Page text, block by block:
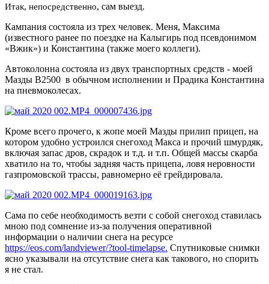
Итак, непосредственно, сам выезд.
Кампания состояла из трех человек. Меня, Максима
(известного ранее по поездке на Калыгирь под псевдонимом
«Вжик») и Константина (также моего коллеги).
Автоколонна состояла из двух транспортных средств - моей
Мазды B2500 в обычном исполнении и Прадика Константина
на пневмоколесах.
Кроме всего прочего, к жопе моей Мазды прилип прицеп, на
котором удобно устроился снегоход Макса и прочий шмурдяк,
включая запас дров, скрадок и т.д. и т.п. Общей массы скарба
хватило на то, чтобы задняя часть прицепа, ловя неровности
газпромовской трассы, равномерно её грейдировала.
Сама по себе необходимость везти с собой снегоход ставилась
мною под сомнение из-за получения оперативной
информации о наличии снега на ресурсе
https://eos.com/landviewer/?tool-timelapse. Спутниковые снимки
ясно указывали на отсутствие снега как такового, но спорить
я не стал.